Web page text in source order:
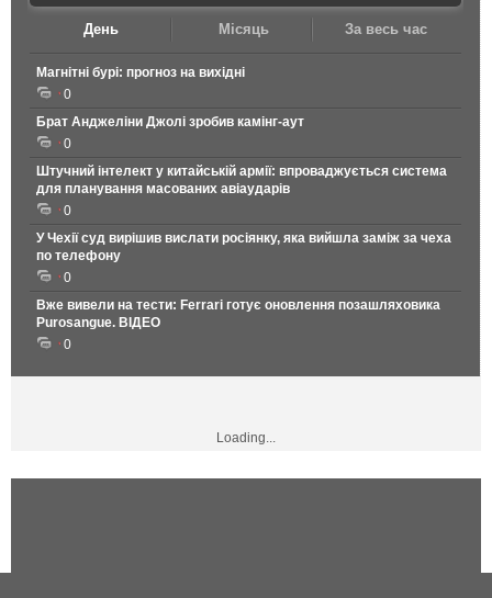
День Місяць За весь час
Магнітні бурі: прогноз на вихідні
0
Брат Анджеліни Джолі зробив камінг-аут
0
Штучний інтелект у китайській армії: впроваджується система
для планування масованих авіаударів
0
У Чехії суд вирішив вислати росіянку, яка вийшла заміж за чеха
по телефону
0
Вже вивели на тести: Ferrari готує оновлення позашляховика
Purosangue. ВІДЕО
0
Loading...